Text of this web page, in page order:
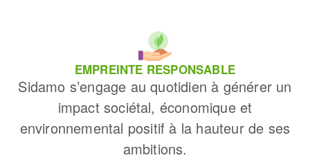
EMPREINTE RESPONSABLE
Sidamo s’engage au quotidien à générer un
impact sociétal, économique et
environnemental positif à la hauteur de ses
ambitions.